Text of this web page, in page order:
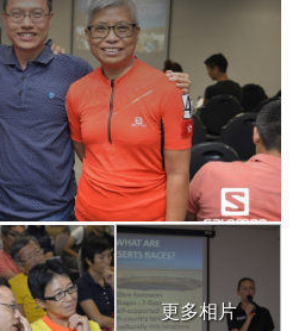
更多相片